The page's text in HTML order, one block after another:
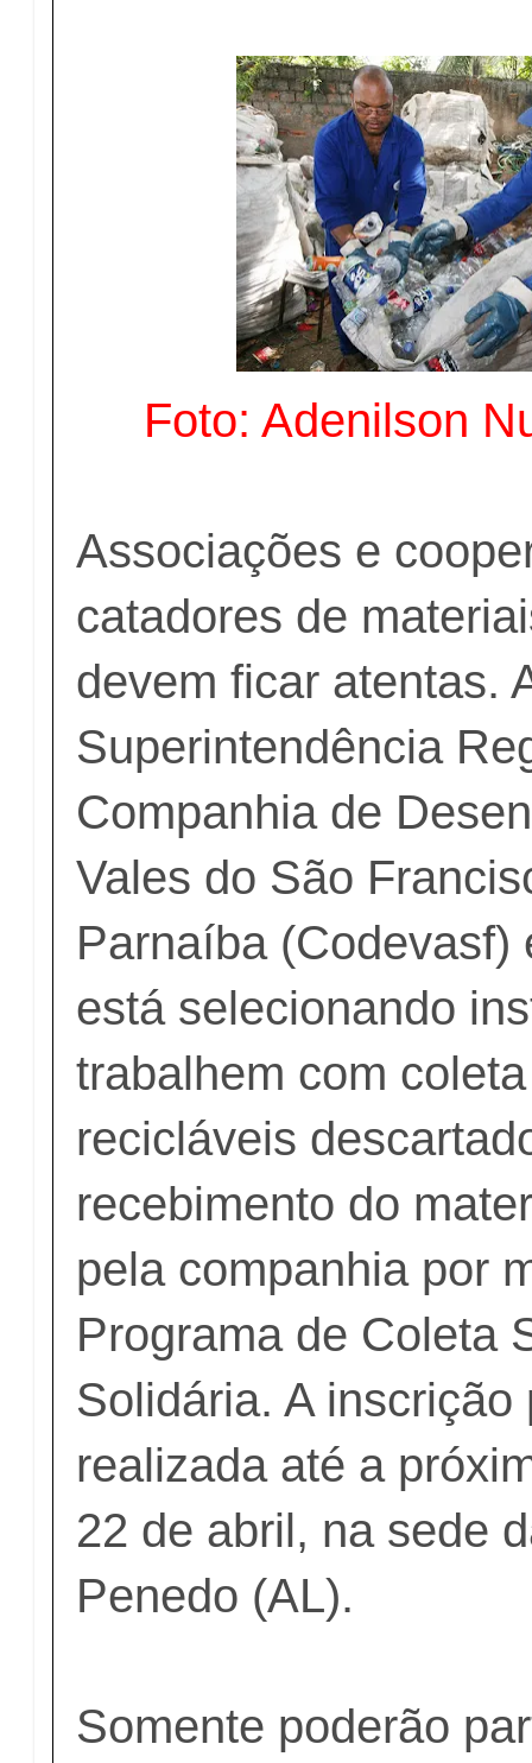
Foto: Adenilson
Associações e
catadores de
devem ficar atentas.
Superintendência
Companhia de
Vales do São
Parnaíba (Codevasf)
está selecionando
trabalhem com
recicláveis
recebimento do
pela companhia por
Programa de Coleta
Solidária. A inscrição
realizada até a
22 de abril, na sede
Penedo (AL).
Somente poderão